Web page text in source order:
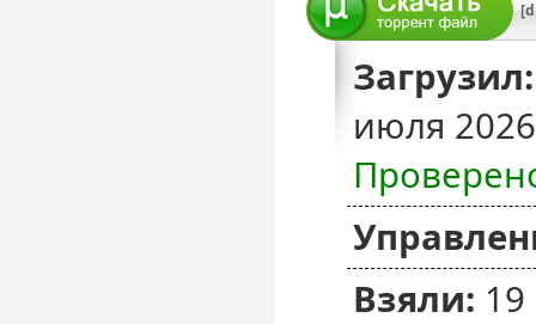
Загрузил:
июля
Взяли: